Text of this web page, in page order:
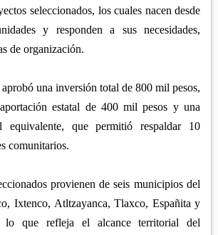
seleccionados, los cuales nacen desde
y responden a sus necesidades,
de organización.
una inversión total de 800 mil pesos,
estatal de 400 mil pesos y una
equivalente, que permitió respaldar 10
comunitarios.
provienen de seis municipios del
Ixtenco, Atltzayanca, Tlaxco, Españita y
lo que refleja el alcance territorial del